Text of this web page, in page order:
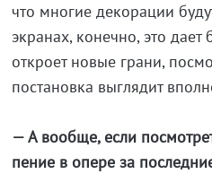
что многие декорации
экранах, конечно, это
откроет новые грани,
постановка выглядит
— А вообще, если
пение в опере за